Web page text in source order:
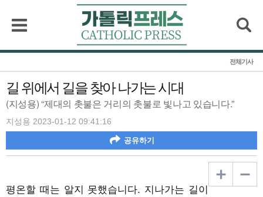
전체기사
길 위에서 길을 찾아 나가는 시대
(지성용) “제대의 촛불은 거리의 촛불로 빛나고 있습니다.”
지성용 2023-01-12 09:41:16
공유하기
평온할 때는 알지 못했습니다. 지나가는 길이
검색